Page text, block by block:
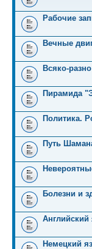
Рабочие
Вечные
Всяко-разно
Пирамида
Политика.
Путь
Болезни и
Немецкий